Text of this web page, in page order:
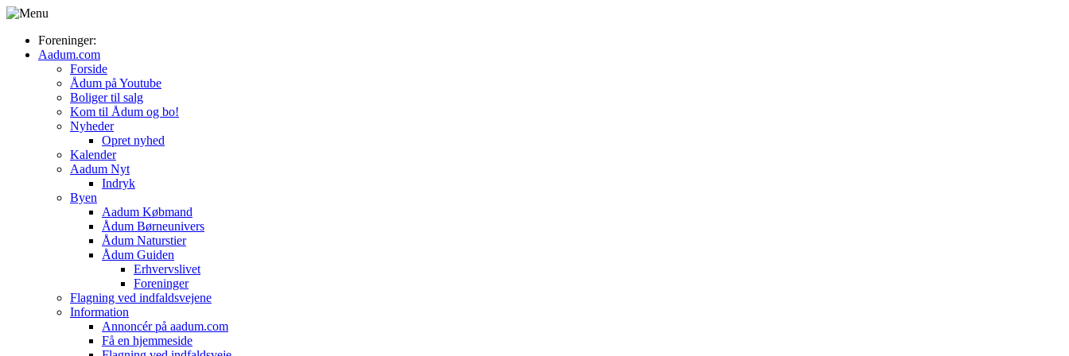
Foreninger:
Aadum.com
Forside
Ådum på Youtube
Boliger til salg
Kom til Ådum og bo!
Nyheder
Opret nyhed
Kalender
Aadum Nyt
Indryk
Byen
Aadum Købmand
Ådum Børneunivers
Ådum Naturstier
Ådum Guiden
Erhvervslivet
Foreninger
Flagning ved indfaldsvejene
Information
Annoncér på aadum.com
Få en hjemmeside